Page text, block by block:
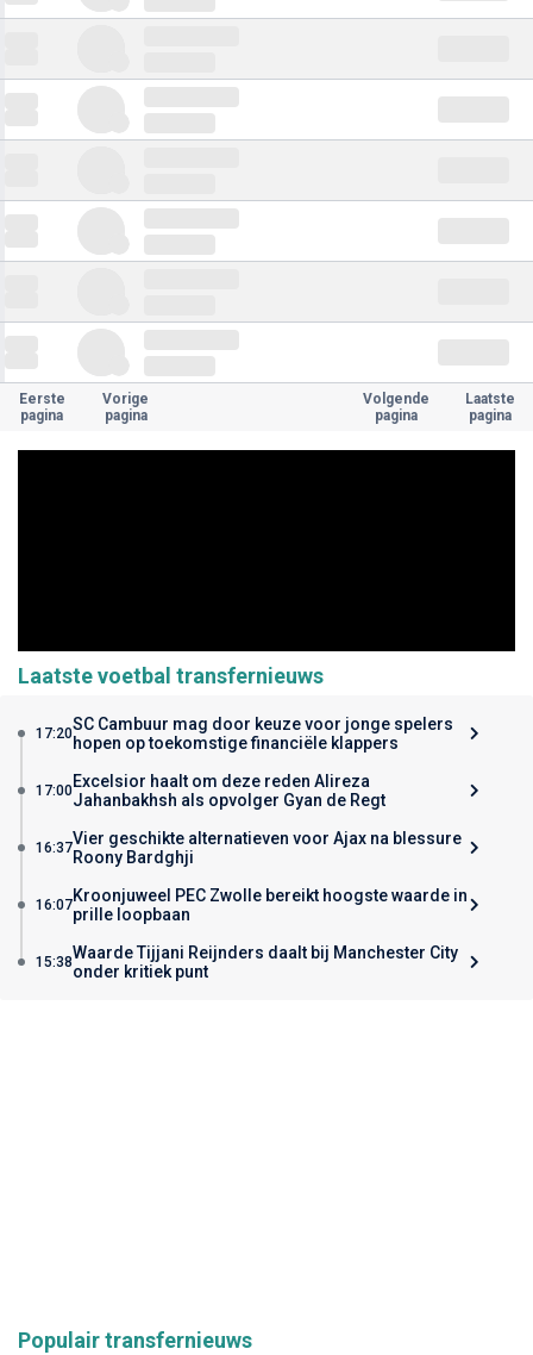
Eerste
pagina
Vorige
pagina
Volgende
pagina
Laatste
pagina
Laatste voetbal transfernieuws
17:20SC Cambuur mag door keuze voor jonge spelers
hopen op toekomstige financiële klappers
17:00Excelsior haalt om deze reden Alireza
Jahanbakhsh als opvolger Gyan de Regt
16:37Vier geschikte alternatieven voor Ajax na blessure
Roony Bardghji
16:07Kroonjuweel PEC Zwolle bereikt hoogste waarde in
prille loopbaan
15:38Waarde Tijjani Reijnders daalt bij Manchester City
onder kritiek punt
Populair transfernieuws